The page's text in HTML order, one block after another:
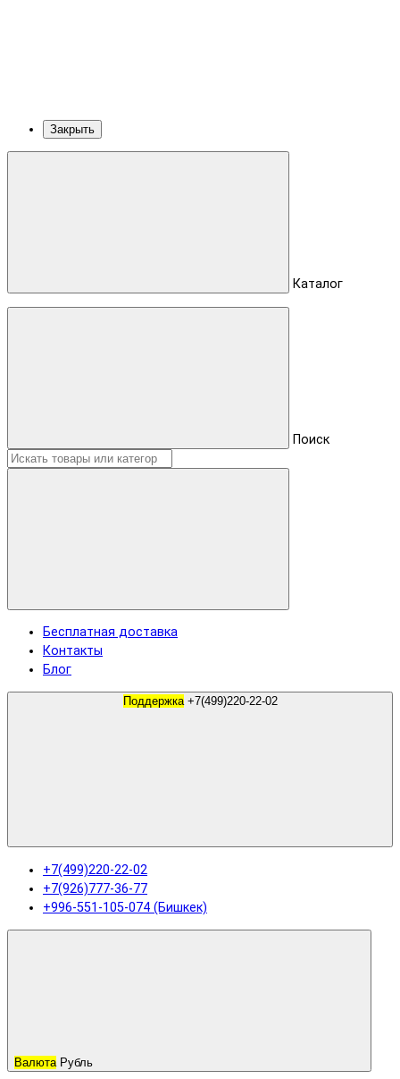
Закрыть
Каталог
Поиск
Бесплатная доставка
Контакты
Блог
Поддержка +7(499)220-22-02
+7(499)220-22-02
+7(926)777-36-77
+996-551-105-074 (Бишкек)
Валюта Рубль